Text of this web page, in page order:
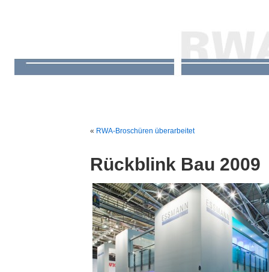
« RWA-Broschüren überarbeitet
Rückblink Bau 2009